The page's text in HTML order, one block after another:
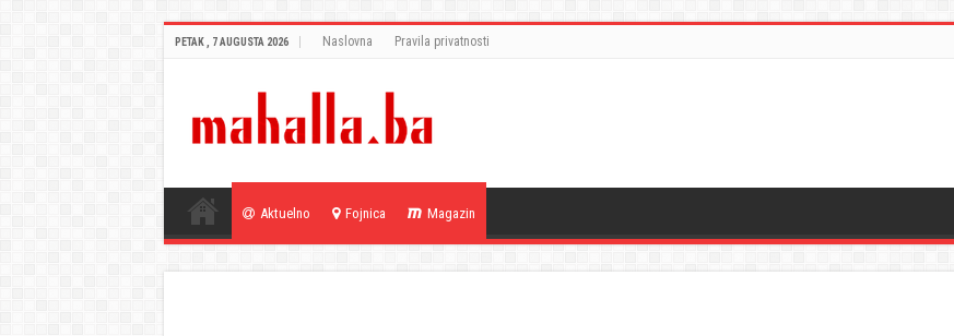
PETAK , 7 AUGUSTA 2026 Naslovna Pravila privatnosti
Aktuelno Fojnica Magazin